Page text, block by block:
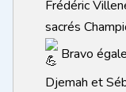
Frédéric
sacrés
Bravo
Djemah et